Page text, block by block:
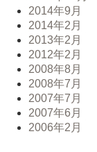
2014年9月
2014年2月
2013年2月
2012年2月
2008年8月
2008年7月
2007年7月
2007年6月
2006年2月